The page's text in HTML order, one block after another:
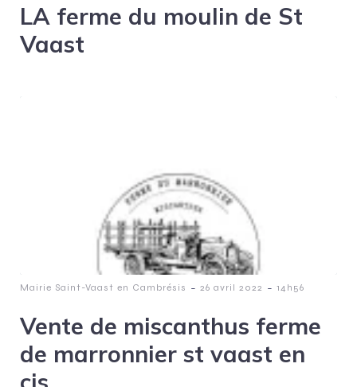
LA ferme du moulin de St
Vaast
Mairie Saint-Vaast en Cambrésis - 26 avril 2022 - 14h56
Vente de miscanthus ferme
de marronnier st vaast en
cis